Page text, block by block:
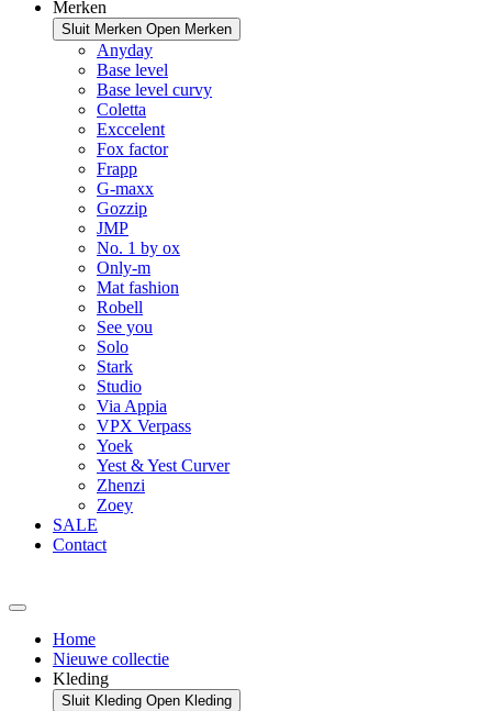
Merken
Sluit Merken Open Merken
Anyday
Base level
Base level curvy
Coletta
Exccelent
Fox factor
Frapp
G-maxx
Gozzip
JMP
No. 1 by ox
Only-m
Mat fashion
Robell
See you
Solo
Stark
Studio
Via Appia
VPX Verpass
Yoek
Yest & Yest Curver
Zhenzi
Zoey
SALE
Contact
Home
Nieuwe collectie
Kleding
Sluit Kleding Open Kleding